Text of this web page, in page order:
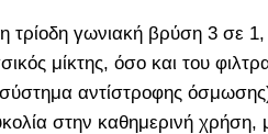
€.
τιμή
είναι:
89,00 €.
τρίοδη γωνιακή βρύση 3 σε
μίκτης, όσο και του
αντίστροφης
στην καθημερινή